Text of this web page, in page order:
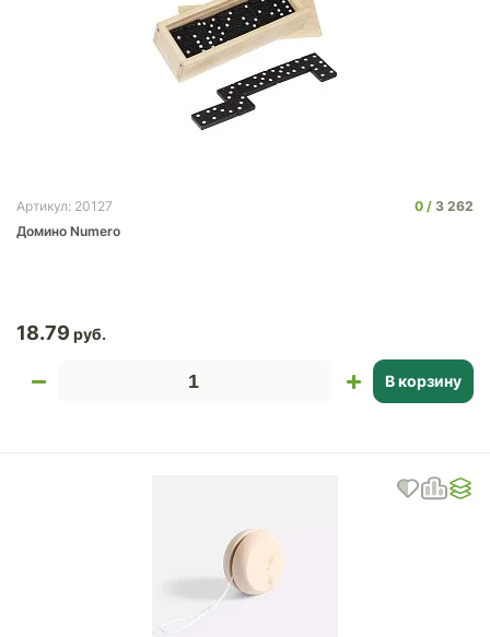
Артикул: 20127 0
3 262
Домино Numero
18.79
В корзину